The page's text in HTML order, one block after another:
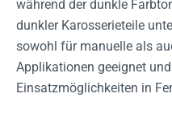
während der dunkle
dunkler Karosserieteile
sowohl für manuelle als
Applikationen geeignet
Einsatzmöglichkeiten in